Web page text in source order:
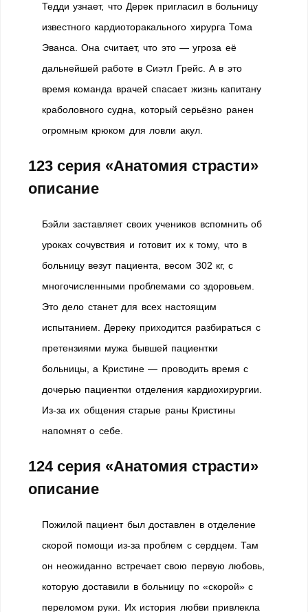
Тедди узнает, что Дерек пригласил в больницу
известного кардиоторакального хирурга Тома
Эванса. Она считает, что это — угроза её
дальнейшей работе в Сиэтл Грейс. А в это
время команда врачей спасает жизнь капитану
краболовного судна, который серьёзно ранен
огромным крюком для ловли акул.
123 серия «Анатомия страсти»
описание
Бэйли заставляет своих учеников вспомнить об
уроках сочувствия и готовит их к тому, что в
больницу везут пациента, весом 302 кг, с
многочисленными проблемами со здоровьем.
Это дело станет для всех настоящим
испытанием. Дереку приходится разбираться с
претензиями мужа бывшей пациентки
больницы, а Кристине — проводить время с
дочерью пациентки отделения кардиохирургии.
Из-за их общения старые раны Кристины
напомнят о себе.
124 серия «Анатомия страсти»
описание
Пожилой пациент был доставлен в отделение
скорой помощи из-за проблем с сердцем. Там
он неожиданно встречает свою первую любовь,
которую доставили в больницу по «скорой» с
переломом руки. Их история любви привлекла